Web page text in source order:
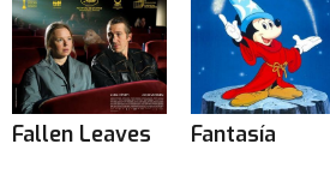
Fallen Leaves Fantasía